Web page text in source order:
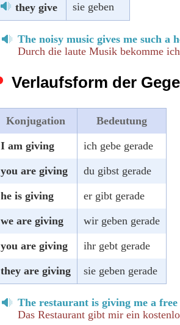
they give sie geben
The noisy music gives me such a
Durch die laute Musik bekomme
Verlaufsform der
Konjugation Bedeutung
I am giving ich gebe gerade
you are giving du gibst gerade
he is giving er gibt gerade
we are giving wir geben gerade
you are giving ihr gebt gerade
they are giving sie geben gerade
The restaurant is giving me a free
Das Restaurant gibt mir ein